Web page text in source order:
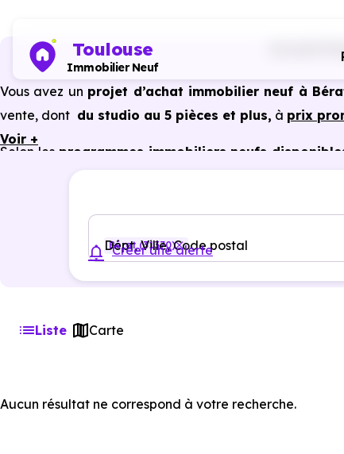
Toulouse
Immobilier Neuf
Vous avez un projet d’achat immobilier neuf à
vente, dont du studio au 5 pièces et plus, à prix
Selon les programmes immobiliers neufs
Voir +
Dépt, Ville, Code postal
Bérat (31370)
Créer une alerte
Liste Carte
Aucun résultat ne correspond à votre recherche.